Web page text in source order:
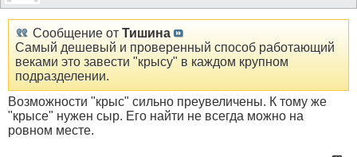
Сообщение от Тишина
Самый дешевый и проверенный способ работающий
веками это завести "крысу" в каждом крупном
подразделении.
Возможности "крыс" сильно преувеличены. К тому же
"крысе" нужен сыр. Его найти не всегда можно на
ровном месте.